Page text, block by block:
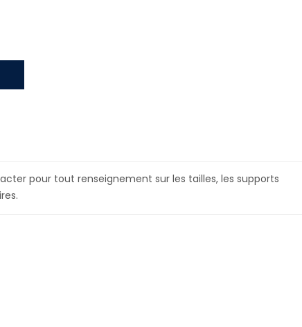
pour tout renseignement sur les tailles, les supports